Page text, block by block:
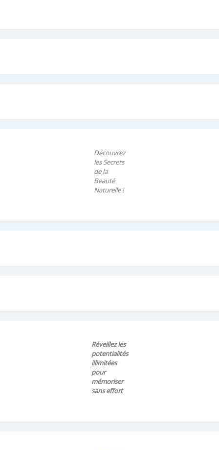
Découvrez
les Secrets
de la
Beauté
Naturelle !
Réveillez les
potentialités
illimitées
pour
mémoriser
sans effort